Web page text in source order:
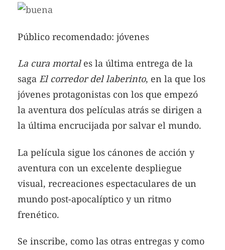
Público recomendado: jóvenes
La cura mortales la última entrega de la
saga El corredor del laberinto, en la que los
jóvenes protagonistas con los que empezó
la aventura dos películas atrás se dirigen a
la última encrucijada por salvar el mundo.
La película sigue los cánones de acción y
aventura con un excelente despliegue
visual, recreaciones espectaculares de un
mundo post-apocalíptico y un ritmo
frenético.
Se inscribe, como las otras entregas y como